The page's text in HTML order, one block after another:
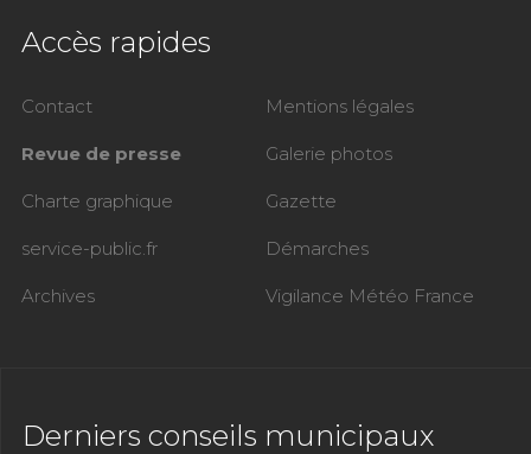
Accès rapides
Contact Mentions légales
Revue de presse Galerie photos
Charte graphique Gazette
service-public.fr Démarches
Archives Vigilance Météo France
Derniers conseils municipaux